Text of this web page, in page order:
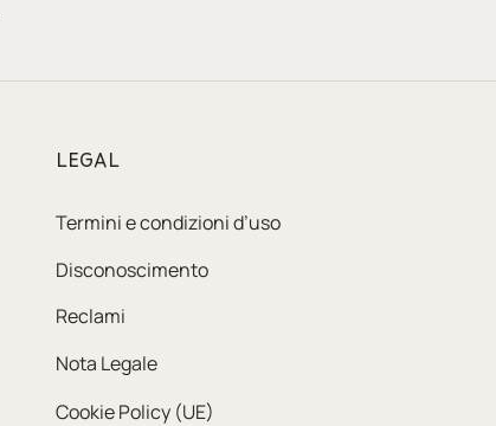
LEGAL
Termini e condizioni d’uso
Disconoscimento
Reclami
Nota Legale
Cookie Policy (UE)